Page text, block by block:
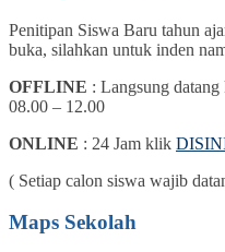
Penitipan Siswa Baru tahun
buka, silahkan untuk inden
OFFLINE : Langsung
08.00 – 12.00
ONLINE : 24 Jam klik
( Setiap calon siswa wajib
Maps Sekolah